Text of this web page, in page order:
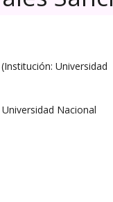
Universidad
Nacional